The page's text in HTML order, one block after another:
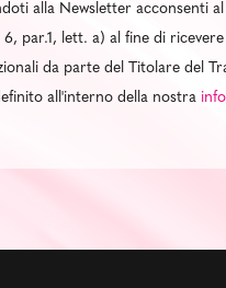
alla Newsletter acconsenti
6, par.1, lett. a) al fine di
da parte del Titolare del
all'interno della nostra